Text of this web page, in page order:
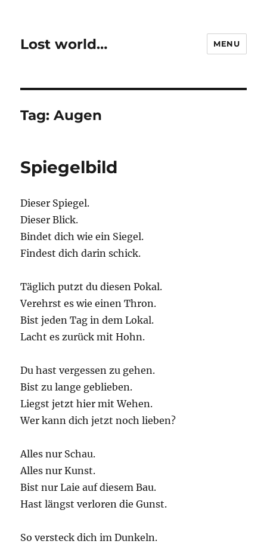
Lost world… MENU
Tag:Augen
Spiegelbild
Dieser Spiegel.
Dieser Blick.
Bindet dich wie ein Siegel.
Findest dich darin schick.
Täglich putzt du diesen Pokal.
Verehrst es wie einen Thron.
Bist jeden Tag in dem Lokal.
Lacht es zurück mit Hohn.
Du hast vergessen zu gehen.
Bist zu lange geblieben.
Liegst jetzt hier mit Wehen.
Wer kann dich jetzt noch lieben?
Alles nur Schau.
Alles nur Kunst.
Bist nur Laie auf diesem Bau.
Hast längst verloren die Gunst.
So versteck dich im Dunkeln.